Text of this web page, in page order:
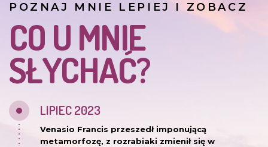
POZNAJ MNIE LEPIEJ I ZOBACZ
CO U MNIE
SŁYCHAĆ?
LIPIEC 2023
Venasio Francis przeszedł imponującą
metamorfozę, z rozrabiaki zmienił się w